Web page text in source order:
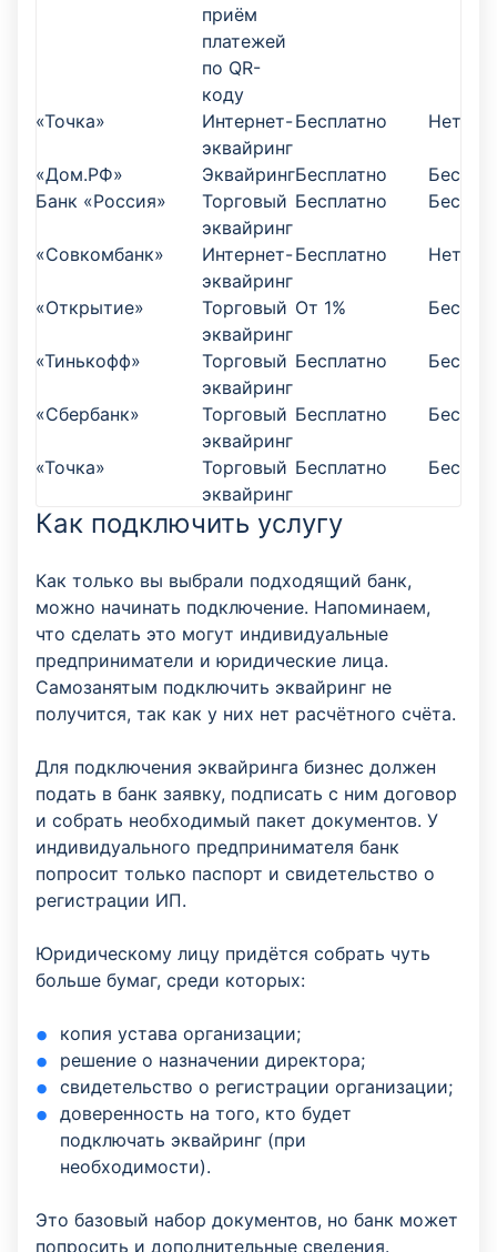
приём
платежей
по QR-
коду
«Точка»
Интернет-
эквайринг
Бесплатно Нет
«Дом.РФ» ЭквайрингБесплатно
Банк «Россия»
Торговый
эквайринг
Бесплатно
«Совкомбанк»
Интернет-
эквайринг
Бесплатно Нет
«Открытие»
Торговый
эквайринг
От 1%
«Тинькофф»
Торговый
эквайринг
Бесплатно
«Сбербанк»
Торговый
эквайринг
Бесплатно
«Точка»
Торговый
эквайринг
Бесплатно
Как подключить услугу
Как только вы выбрали подходящий банк,
можно начинать подключение. Напоминаем,
что сделать это могут индивидуальные
предприниматели и юридические лица.
Самозанятым подключить эквайринг не
получится, так как у них нет расчётного счёта.
Для подключения эквайринга бизнес должен
подать в банк заявку, подписать с ним договор
и собрать необходимый пакет документов. У
индивидуального предпринимателя банк
попросит только паспорт и свидетельство о
регистрации ИП.
Юридическому лицу придётся собрать чуть
больше бумаг, среди которых:
копия устава организации;
решение о назначении директора;
свидетельство о регистрации организации;
доверенность на того, кто будет
подключать эквайринг (при
необходимости).
Это базовый набор документов, но банк может
попросить и дополнительные сведения.